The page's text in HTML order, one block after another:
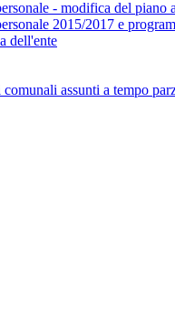
- modifica del
2015/2017 e
dell'ente
assunti a tempo